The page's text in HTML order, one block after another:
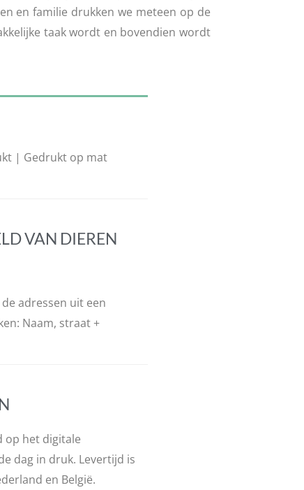
en familie drukken we meteen op de
taak wordt en bovendien wordt
| Gedrukt op mat
VAN DIEREN
adressen uit een
Naam, straat +
op het digitale
dag in druk. Levertijd is
en België.